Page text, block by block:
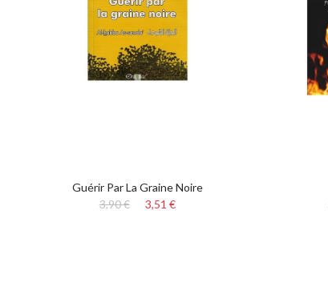
Guérir Par La Graine Noire
3,90 €
3,51 €